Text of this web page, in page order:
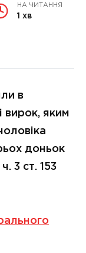
НА ЧИТАННЯ
1 хв
в
вирок, яким
доньок
3 ст. 153